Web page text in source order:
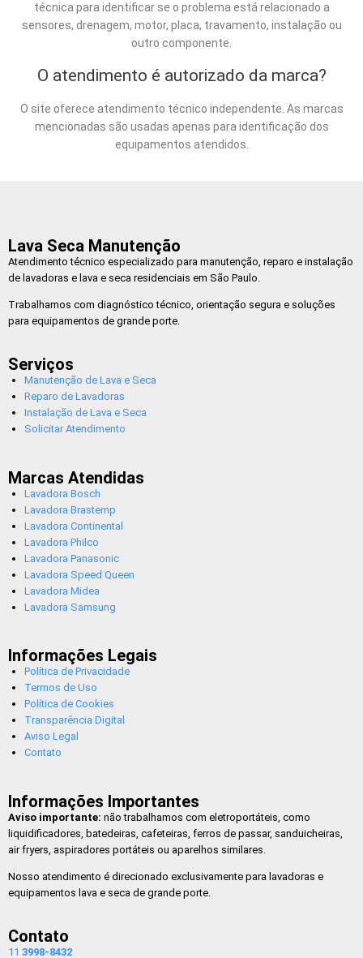
técnica para identificar se o problema está relacionado a
sensores, drenagem, motor, placa, travamento, instalação ou
outro componente.
O atendimento é autorizado da marca?
O site oferece atendimento técnico independente. As marcas
mencionadas são usadas apenas para identificação dos
equipamentos atendidos.
Lava Seca Manutenção
Atendimento técnico especializado para manutenção, reparo e instalação
de lavadoras e lava e seca residenciais em São Paulo.
Trabalhamos com diagnóstico técnico, orientação segura e soluções
para equipamentos de grande porte.
Serviços
Manutenção de Lava e Seca
Reparo de Lavadoras
Instalação de Lava e Seca
Solicitar Atendimento
Marcas Atendidas
Lavadora Bosch
Lavadora Brastemp
Lavadora Continental
Lavadora Philco
Lavadora Panasonic
Lavadora Speed Queen
Lavadora Midea
Lavadora Samsung
Informações Legais
Política de Privacidade
Termos de Uso
Política de Cookies
Transparência Digital
Aviso Legal
Contato
Informações Importantes
Aviso importante: não trabalhamos com eletroportáteis, como
liquidificadores, batedeiras, cafeteiras, ferros de passar, sanduicheiras,
air fryers, aspiradores portáteis ou aparelhos similares.
Nosso atendimento é direcionado exclusivamente para lavadoras e
equipamentos lava e seca de grande porte.
Contato
11 3998-8432